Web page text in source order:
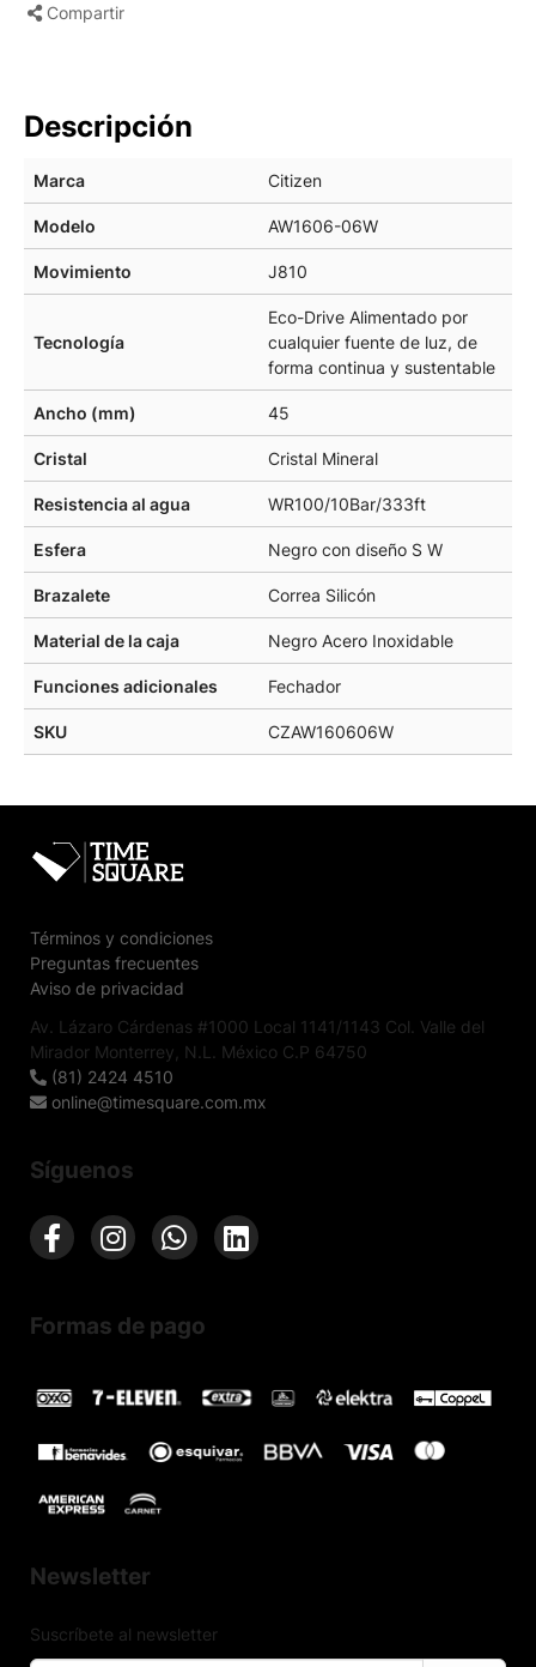
Compartir
Descripción
Marca Citizen
Modelo AW1606-06W
Movimiento J810
Tecnología
Eco-Drive Alimentado por
cualquier fuente de luz, de
forma continua y sustentable
Ancho (mm) 45
Cristal Cristal Mineral
Resistencia al agua WR100/10Bar/333ft
Esfera Negro con diseño S W
Brazalete Correa Silicón
Material de la caja Negro Acero Inoxidable
Funciones adicionales Fechador
SKU CZAW160606W
Términos y condiciones
Preguntas frecuentes
Aviso de privacidad
Av. Lázaro Cárdenas #1000 Local 1141/1143 Col. Valle del
Mirador Monterrey, N.L. México C.P 64750
(81) 2424 4510
online@timesquare.com.mx
Síguenos
Formas de pago
Newsletter
Suscríbete al newsletter